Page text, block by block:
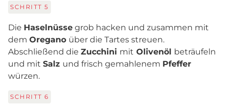
SCHRITT 5
Die Haselnüsse grob hacken und zusammen mit
dem Oregano über die Tartes streuen.
Abschließend die Zucchini mit Olivenöl beträufeln
und mit Salz und frisch gemahlenem Pfeffer
würzen.
SCHRITT 6